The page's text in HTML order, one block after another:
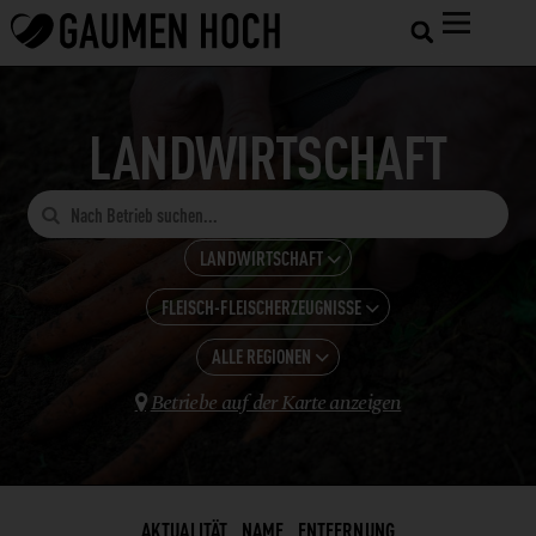
LANDWIRTSCHAFT

LANDWIRTSCHAFT 
ALLE KATEGORIEN
GASTRONOMIE
HOTELS
LANDWIRTSCHAFT
WEINBAU
FLEISCH-FLEISCHERZEUGNISSE 
ALLE ANZEIGEN
BROT
ESSIG
FEINKOSTERZEUGNISSE
ALLE REGIONEN 
BURGENLAND
NIEDERÖSTERREICH
 Betriebe auf der Karte anzeigen
AKTUALITÄT NAME ENTFERNUNG